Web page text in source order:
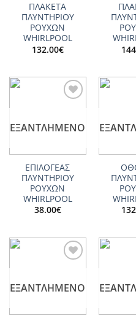
ΠΛΑΚΕΤΑ
ΠΛΥΝΤΗΡΙΟΥ
ΡΟΥΧΩΝ
WHIRLPOOL
132.00€
ΕΞΑΝΤΛΗΜΈΝΟ
ΕΠΙΛΟΓΕΑΣ
ΠΛΥΝΤΗΡΙΟΥ
ΡΟΥΧΩΝ
WHIRLPOOL
38.00€
ΕΞΑΝΤΛΗΜΈΝΟ